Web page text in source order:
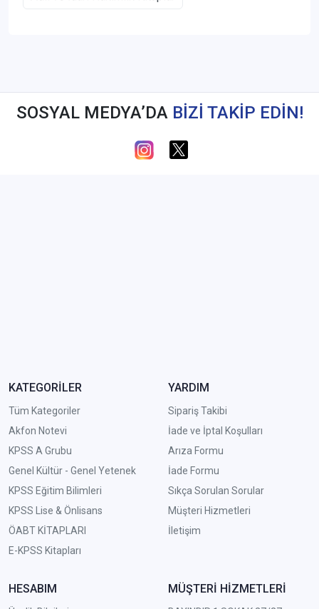
SOSYAL MEDYA’DA BİZİ TAKİP EDİN!
KATEGORİLER
Tüm Kategoriler
Akfon Notevi
KPSS A Grubu
Genel Kültür - Genel Yetenek
KPSS Eğitim Bilimleri
KPSS Lise & Önlisans
ÖABT KİTAPLARI
E-KPSS Kitapları
YARDIM
Sipariş Takibi
İade ve İptal Koşulları
Arıza Formu
İade Formu
Sıkça Sorulan Sorular
Müşteri Hizmetleri
İletişim
HESABIM MÜŞTERİ HİZMETLERİ